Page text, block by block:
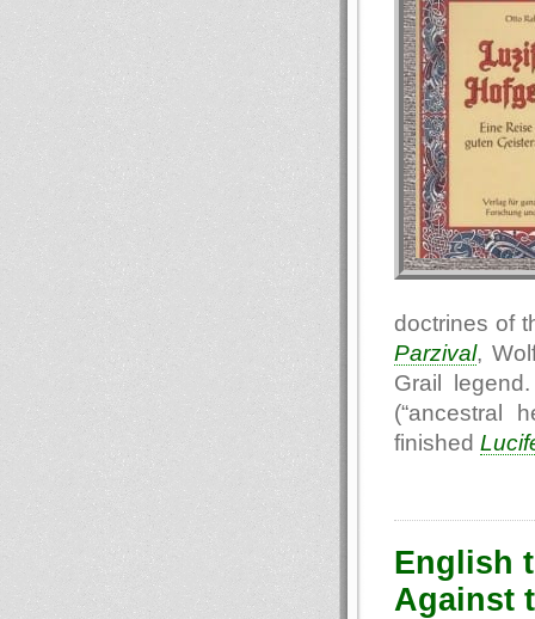
doctrines of
Parzival,
Grail
(“ancestral
finished
English
Against